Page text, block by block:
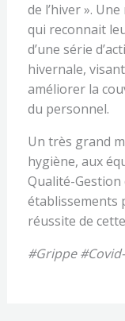
de l’hiver ».
qui reconnait
d’une série
hivernale,
améliorer la
du personnel.
Un très grand
hygiène, aux
Qualité-Gestion
établissements
réussite de
#Grippe